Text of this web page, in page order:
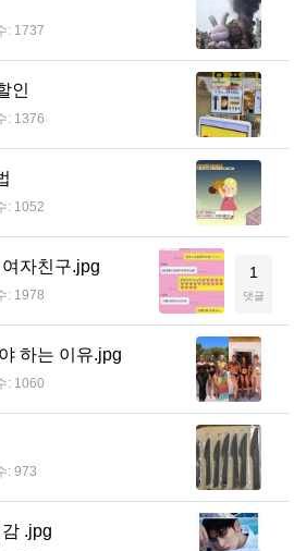
: 1737
인
: 1376
: 1052
자친구.jpg
: 1978
1
댓글
하는 이유.jpg
: 1060
: 973
.jpg